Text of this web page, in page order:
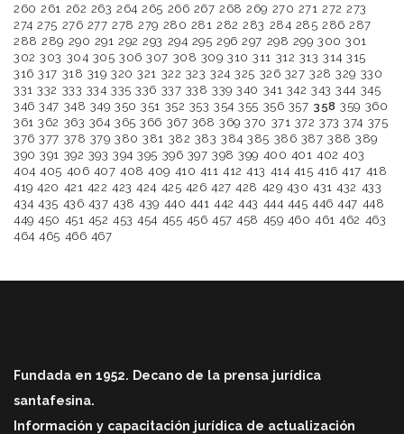
260 261 262 263 264 265 266 267 268 269 270 271 272 273
274 275 276 277 278 279 280 281 282 283 284 285 286 287
288 289 290 291 292 293 294 295 296 297 298 299 300 301
302 303 304 305 306 307 308 309 310 311 312 313 314 315
316 317 318 319 320 321 322 323 324 325 326 327 328 329 330
331 332 333 334 335 336 337 338 339 340 341 342 343 344 345
346 347 348 349 350 351 352 353 354 355 356 357 358 359 360
361 362 363 364 365 366 367 368 369 370 371 372 373 374 375
376 377 378 379 380 381 382 383 384 385 386 387 388 389
390 391 392 393 394 395 396 397 398 399 400 401 402 403
404 405 406 407 408 409 410 411 412 413 414 415 416 417 418
419 420 421 422 423 424 425 426 427 428 429 430 431 432 433
434 435 436 437 438 439 440 441 442 443 444 445 446 447 448
449 450 451 452 453 454 455 456 457 458 459 460 461 462 463
464 465 466 467
Fundada en 1952. Decano de la prensa jurídica
santafesina.
Información y capacitación jurídica de actualización